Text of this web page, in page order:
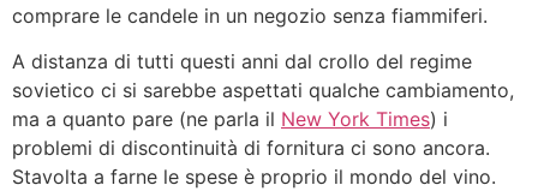
comprare le candele in un negozio senza fiammiferi.
A distanza di tutti questi anni dal crollo del regime
sovietico ci si sarebbe aspettati qualche cambiamento,
ma a quanto pare (ne parla il New York Times) i
problemi di discontinuità di fornitura ci sono ancora.
Stavolta a farne le spese è proprio il mondo del vino.